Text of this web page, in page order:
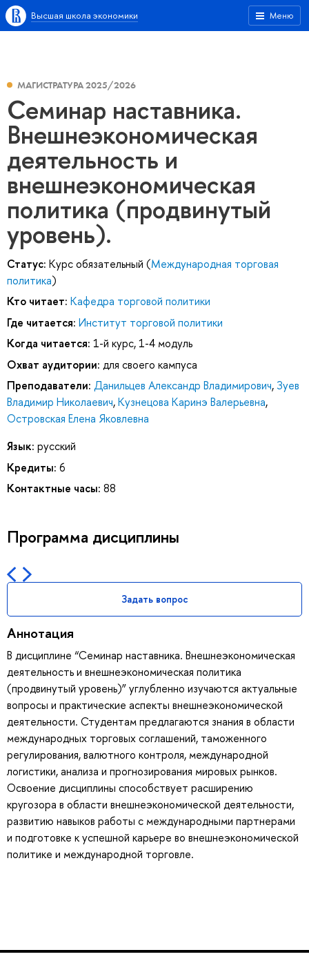
Меню
Высшая школа экономики
МАГИСТРАТУРА 2025/2026
Семинар наставника.
Внешнеэкономическая
деятельность и
внешнеэкономическая
политика (продвинутый
уровень).
Статус: Курс обязательный (Международная торговая
политика)
Кто читает: Кафедра торговой политики
Где читается: Институт торговой политики
Когда читается: 1-й курс, 1-4 модуль
Охват аудитории: для своего кампуса
Преподаватели: Данильцев Александр Владимирович, Зуев
Владимир Николаевич,Кузнецова Каринэ Валерьевна,
Островская Елена Яковлевна
Язык: русский
Кредиты: 6
Контактные часы: 88
Программа дисциплины
Задать вопрос
Аннотация
В дисциплине “Семинар наставника. Внешнеэкономическая
деятельность и внешнеэкономическая политика
(продвинутый уровень)” углубленно изучаются актуальные
вопросы и практические аспекты внешнеэкономической
деятельности. Студентам предлагаются знания в области
международных торговых соглашений, таможенного
регулирования, валютного контроля, международной
логистики, анализа и прогнозирования мировых рынков.
Освоение дисциплины способствует расширению
кругозора в области внешнеэкономической деятельности,
развитию навыков работы с международными партнерами
и подготовке к успешной карьере во внешнеэкономической
политике и международной торговле.